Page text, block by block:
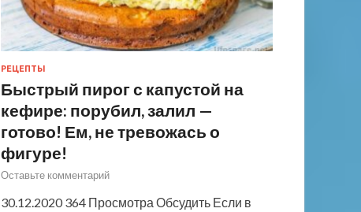
РЕЦЕПТЫ
Быстрый пирог с капустой на
кефире: порубил, залил —
готово! Ем, не тревожась о
фигуре!
Оставьте комментарий
30.12.2020 364 Просмотра Обсудить Если в